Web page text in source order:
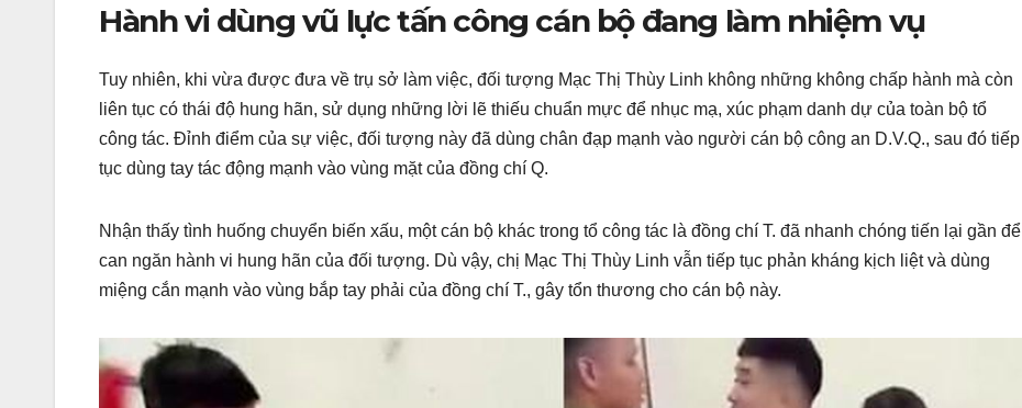
Hành vi dùng vũ lực tấn công cán bộ đang làm nhiệm vụ
Tuy nhiên, khi vừa được đưa về trụ sở làm việc, đối tượng Mạc Thị Thùy Linh không những không chấp hành mà còn
liên tục có thái độ hung hãn, sử dụng những lời lẽ thiếu chuẩn mực để nhục mạ, xúc phạm danh dự của toàn bộ tổ
công tác. Đỉnh điểm của sự việc, đối tượng này đã dùng chân đạp mạnh vào người cán bộ công an D.V.Q., sau đó tiếp
tục dùng tay tác động mạnh vào vùng mặt của đồng chí Q.
Nhận thấy tình huống chuyển biến xấu, một cán bộ khác trong tổ công tác là đồng chí T. đã nhanh chóng tiến lại gần để
can ngăn hành vi hung hãn của đối tượng. Dù vậy, chị Mạc Thị Thùy Linh vẫn tiếp tục phản kháng kịch liệt và dùng
miệng cắn mạnh vào vùng bắp tay phải của đồng chí T., gây tổn thương cho cán bộ này.